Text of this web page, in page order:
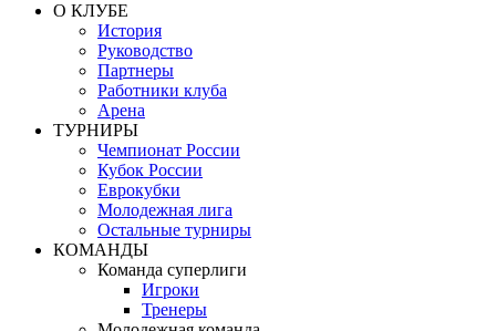
О КЛУБЕ
История
Руководство
Партнеры
Работники клуба
Арена
ТУРНИРЫ
Чемпионат России
Кубок России
Еврокубки
Молодежная лига
Остальные турниры
КОМАНДЫ
Команда суперлиги
Игроки
Тренеры